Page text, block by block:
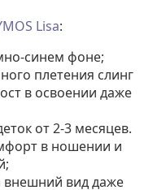
Lisa:
синем фоне;
плетения слинг
в освоении даже
от 2-3 месяцев.
в ношении и
внешний вид даже